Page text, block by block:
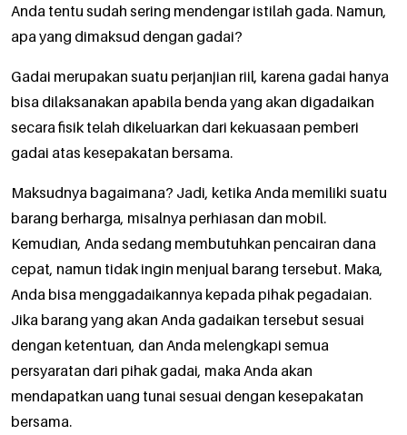
Anda tentu sudah sering mendengar istilah gada. Namun,
apa yang dimaksud dengan gadai?
Gadai merupakan suatu perjanjian riil, karena gadai hanya
bisa dilaksanakan apabila benda yang akan digadaikan
secara fisik telah dikeluarkan dari kekuasaan pemberi
gadai atas kesepakatan bersama.
Maksudnya bagaimana? Jadi, ketika Anda memiliki suatu
barang berharga, misalnya perhiasan dan mobil.
Kemudian, Anda sedang membutuhkan pencairan dana
cepat, namun tidak ingin menjual barang tersebut. Maka,
Anda bisa menggadaikannya kepada pihak pegadaian.
Jika barang yang akan Anda gadaikan tersebut sesuai
dengan ketentuan, dan Anda melengkapi semua
persyaratan dari pihak gadai, maka Anda akan
mendapatkan uang tunai sesuai dengan kesepakatan
bersama.